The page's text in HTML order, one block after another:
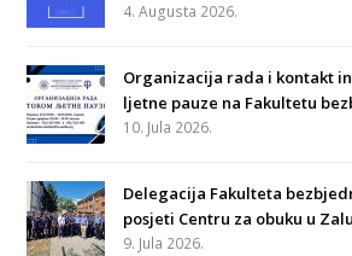
4. Augusta 2026.
Organizacija rada i kontakt
ljetne pauze na Fakultetu
10. Jula 2026.
Delegacija Fakulteta
posjeti Centru za obuku u
9. Jula 2026.